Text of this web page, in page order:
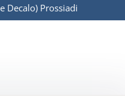
Decalo) Prossiadi